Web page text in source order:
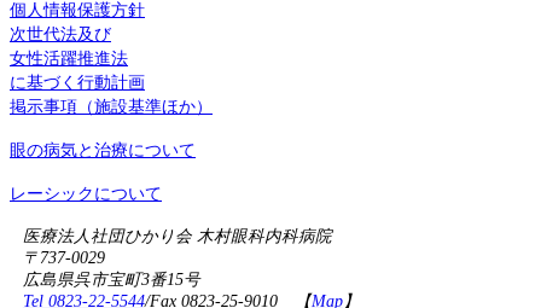
個人情報保護方針
次世代法及び
女性活躍推進法
に基づく行動計画
掲示事項（施設基準ほか）
眼の病気と治療について
レーシックについて
医療法人社団ひかり会 木村眼科内科病院
〒737-0029
広島県呉市宝町3番15号
Tel 0823-22-5544/Fax 0823-25-9010 【Map】